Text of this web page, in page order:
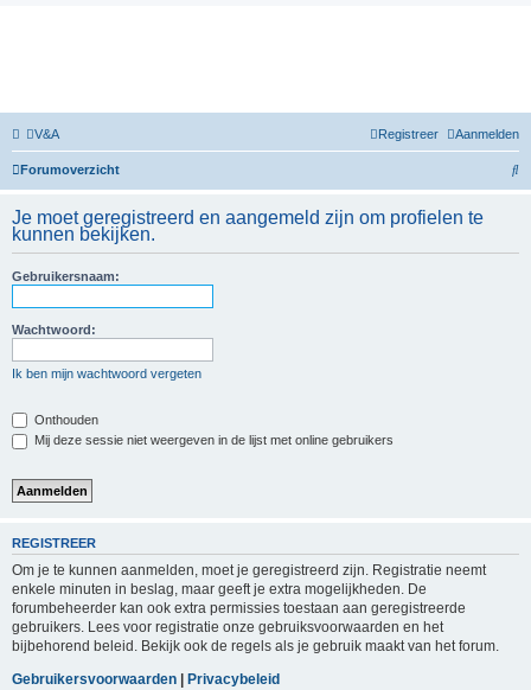
V&A Aanmelden
Registreer
Forumoverzicht
Z
k
Je moet geregistreerd en aangemeld zijn om profielen te
kunnen bekijken.
Gebruikersnaam:
Wachtwoord:
Ik ben mijn wachtwoord vergeten
Onthouden
Mij deze sessie niet weergeven in de lijst met online gebruikers
REGISTREER
Om je te kunnen aanmelden, moet je geregistreerd zijn. Registratie neemt
enkele minuten in beslag, maar geeft je extra mogelijkheden. De
forumbeheerder kan ook extra permissies toestaan aan geregistreerde
gebruikers. Lees voor registratie onze gebruiksvoorwaarden en het
bijbehorend beleid. Bekijk ook de regels als je gebruik maakt van het forum.
Gebruikersvoorwaarden
Privacybeleid